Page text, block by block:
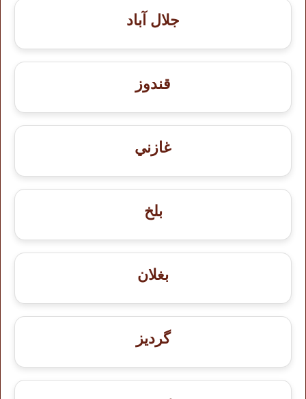
جلال آباد
قندوز
غازني
بلخ
بغلان
گردیز